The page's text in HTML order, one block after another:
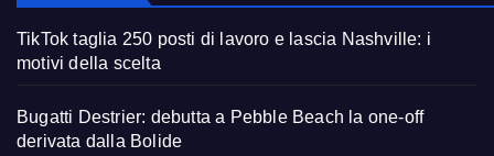
TikTok taglia 250 posti di lavoro e lascia Nashville: i
motivi della scelta
Bugatti Destrier: debutta a Pebble Beach la one-off
derivata dalla Bolide